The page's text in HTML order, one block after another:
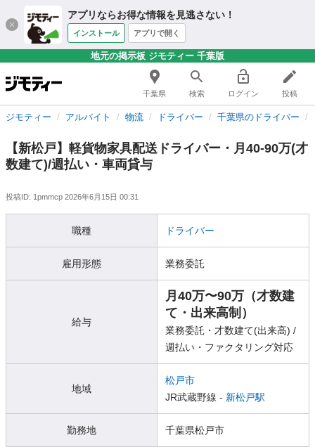
アプリならお得な情報を見逃さない！
インストール アプリで開く
地元の掲示板 ジモティー 千葉版
千葉県 検索 ログイン 投稿
ジモティー アルバイト 物流 ドライバー 千葉県のドライバー
【新松戸】軽貨物家具配送ドライバー・月40-90万(才
数建て)/週払い・車両貸与
投稿ID: 1pmmcp 2026年6月15日 00:31
職種 ドライバー
雇用形態 業務委託
給与
月40万〜90万（才数建
て・出来高制）
業務委託・才数建て(出来高) /
週払い・ファクタリング対応
地域
松戸市
JR武蔵野線 - 新松戸駅
勤務地 千葉県松戸市